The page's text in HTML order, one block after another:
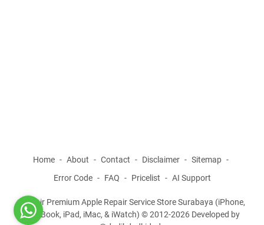
Home About Contact Disclaimer
Sitemap
Error Code
FAQ Pricelist AI Support
iRepair Premium Apple Repair Service Store Surabaya (iPhone,
MacBook, iPad, iMac, & iWatch) © 2012-2026 Developed by